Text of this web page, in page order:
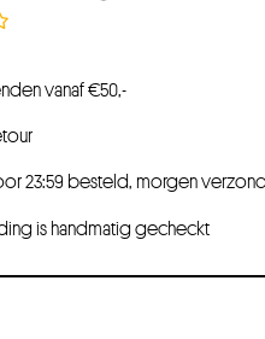
vanaf €50,-
23:59 besteld, morgen
is handmatig gecheckt